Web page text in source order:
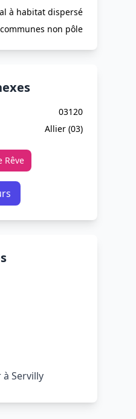
à habitat dispersé
communes non pôle
03120
Allier (03)
Rêve
Servilly